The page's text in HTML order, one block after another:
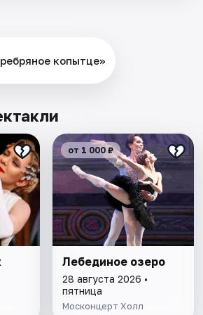
копытце»
от 1 000 ₽
Лебединое озеро
28 августа 2026 •
пятница
Москонцерт Холл